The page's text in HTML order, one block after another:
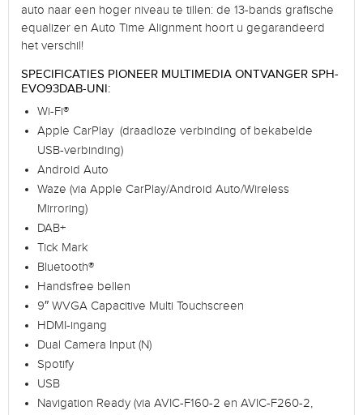
auto naar een hoger niveau te tillen: de 13-bands grafische
equalizer en Auto Time Alignment hoort u gegarandeerd
het verschil!
SPECIFICATIES PIONEER MULTIMEDIA ONTVANGER SPH-
EVO93DAB-UNI:
Wi-Fi®
Apple CarPlay (draadloze verbinding of bekabelde
USB-verbinding)
Android Auto
Waze (via Apple CarPlay/Android Auto/Wireless
Mirroring)
DAB+
Tick Mark
Bluetooth®
Handsfree bellen
9″ WVGA Capacitive Multi Touchscreen
HDMI-ingang
Dual Camera Input (N)
Spotify
USB
Navigation Ready (via AVIC-F160-2 en AVIC-F260-2,